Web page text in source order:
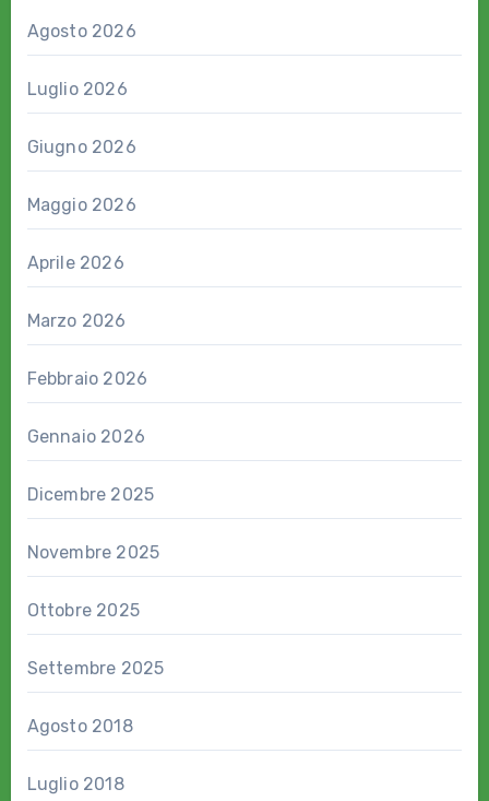
Agosto 2026
Luglio 2026
Giugno 2026
Maggio 2026
Aprile 2026
Marzo 2026
Febbraio 2026
Gennaio 2026
Dicembre 2025
Novembre 2025
Ottobre 2025
Settembre 2025
Agosto 2018
Luglio 2018